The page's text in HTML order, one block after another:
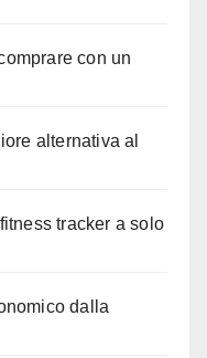
con un
alternativa al
tracker a solo
dalla